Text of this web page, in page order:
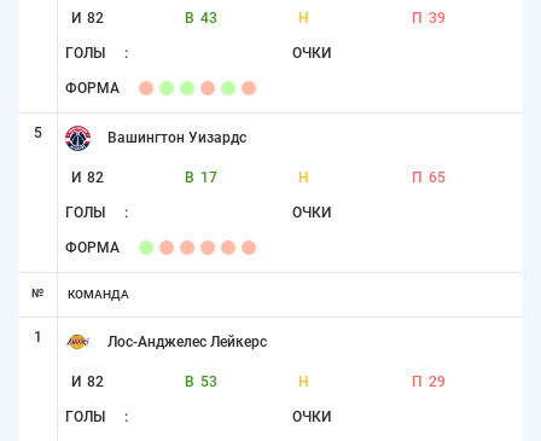
И 82 В 43 Н П 39
ГОЛЫ : ОЧКИ
ФОРМА
5 Вашингтон Уизардс
И 82 В 17 Н П 65
ГОЛЫ : ОЧКИ
ФОРМА
№ КОМАНДА
1 Лос-Анджелес Лейкерс
И 82 В 53 Н П 29
ГОЛЫ : ОЧКИ